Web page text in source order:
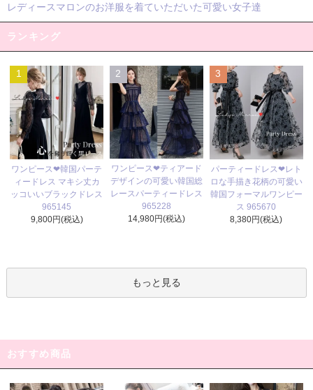
レディースマロンのお洋服を着ていただいた可愛い女子達
ランキング
1
ワンピース❤韓国パーテ
ィードレス マキシ丈カ
ッコいいブラックドレス
965145
9,800円(税込)
2
ワンピース❤ティアード
デザインの可愛い韓国総
レースパーティードレス
965228
14,980円(税込)
3
パーティードレス❤レト
ロな手描き花柄の可愛い
韓国フォーマルワンピー
ス 965670
8,380円(税込)
もっと見る
おすすめ商品